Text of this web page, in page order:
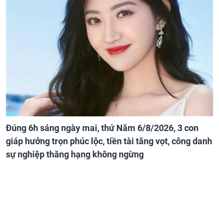
Đúng 6h sáng ngày mai, thứ Năm 6/8/2026, 3 con
giáp hưởng trọn phúc lộc, tiền tài tăng vọt, công danh
sự nghiệp thăng hạng không ngừng